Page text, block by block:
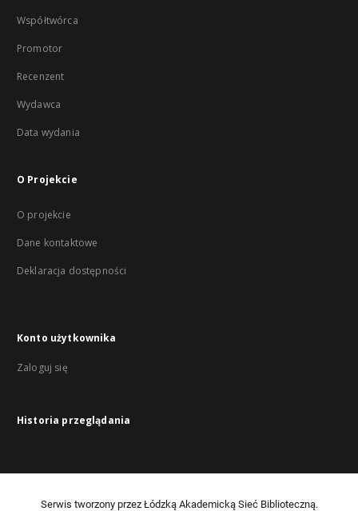
Współtwórca
Promotor
Recenzent
Wydawca
Data wydania
O Projekcie
O projekcie
Dane kontaktowe
Deklaracja dostępności
Konto użytkownika
Zaloguj się
Historia przeglądania
Serwis tworzony przez Łódzką Akademicką Sieć Biblioteczną.